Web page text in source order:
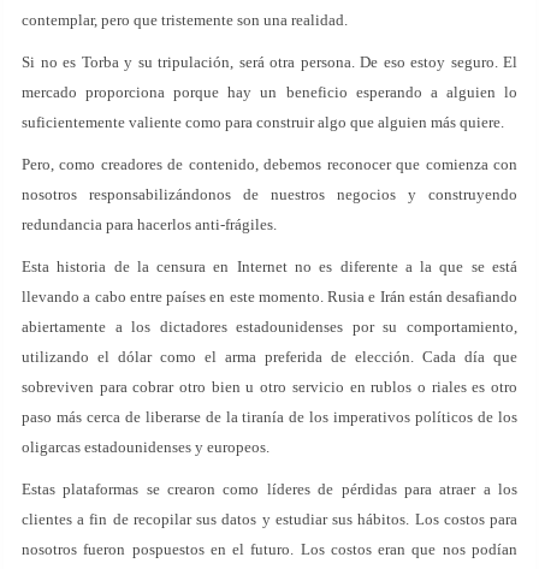
contemplar, pero que tristemente son una realidad.
Si no es Torba y su tripulación, será otra persona. De eso estoy seguro. El
mercado proporciona porque hay un beneficio esperando a alguien lo
suficientemente valiente como para construir algo que alguien más quiere.
Pero, como creadores de contenido, debemos reconocer que comienza con
nosotros responsabilizándonos de nuestros negocios y construyendo
redundancia para hacerlos anti-frágiles.
Esta historia de la censura en Internet no es diferente a la que se está
llevando a cabo entre países en este momento. Rusia e Irán están desafiando
abiertamente a los dictadores estadounidenses por su comportamiento,
utilizando el dólar como el arma preferida de elección. Cada día que
sobreviven para cobrar otro bien u otro servicio en rublos o riales es otro
paso más cerca de liberarse de la tiranía de los imperativos políticos de los
oligarcas estadounidenses y europeos.
Estas plataformas se crearon como líderes de pérdidas para atraer a los
clientes a fin de recopilar sus datos y estudiar sus hábitos. Los costos para
nosotros fueron pospuestos en el futuro. Los costos eran que nos podían